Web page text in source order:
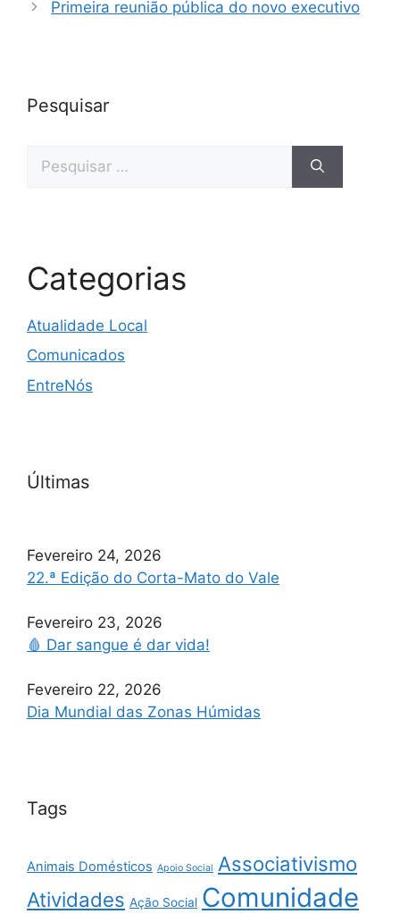
Primeira reunião pública do novo executivo
Pesquisar
Categorias
Atualidade Local
Comunicados
EntreNós
Últimas
Fevereiro 24, 2026
22.ª Edição do Corta-Mato do Vale
Fevereiro 23, 2026
🩸 Dar sangue é dar vida!
Fevereiro 22, 2026
Dia Mundial das Zonas Húmidas
Tags
Animais Domésticos Apoio Social Associativismo
Atividades Ação Social Comunidade